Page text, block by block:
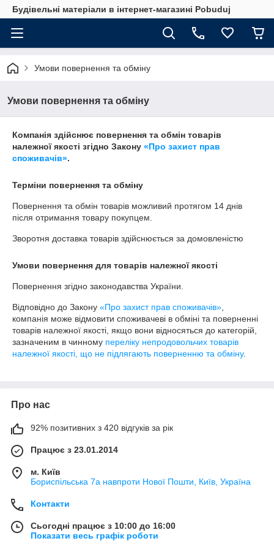
Будівельні матеріали в інтернет-магазині Pobuduj
Умови повернення та обміну
Умови повернення та обміну
Компанія здійснює повернення та обмін товарів
належної якості згідно Закону «Про захист прав
споживачів».
Терміни повернення та обміну
Повернення та обмін товарів можливий протягом 14 днів
після отримання товару покупцем.
Зворотня доставка товарів здійснюється за домовленістю
Умови повернення для товарів належної якості
Повернення згідно законодавства України.
Відповідно до Закону «Про захист прав споживачів»
компанія може відмовити споживачеві в обміні та поверненні
товарів належної якості, якщо вони відносяться до категорій,
зазначеним в чинному переліку непродовольчих товарів
належної якості, що не підлягають поверненню та обміну.
Про нас
92% позитивних з 420 відгуків за рік
Працює з 23.01.2014
м. Київ
Бориспільська 7а навпроти Нової Пошти, Київ, Україна
Контакти
Сьогодні працює з 10:00 до 16:00
Показати весь графік роботи